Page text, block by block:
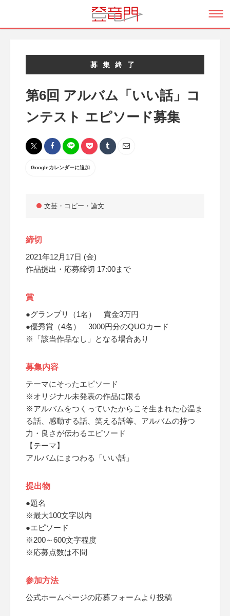
募集終了
第6回 アルバム「いい話」コ
ンテスト エピソード募集
Googleカレンダーに追加
文芸・コピー・論文
締切
2021年12月17日 (金)
作品提出・応募締切 17:00まで
賞
●グランプリ（1名） 賞金3万円
●優秀賞（4名） 3000円分のQUOカード
※「該当作品なし」となる場合あり
募集内容
テーマにそったエピソード
※オリジナル未発表の作品に限る
※アルバムをつくっていたからこそ生まれた心温ま
る話、感動する話、笑える話等、アルバムの持つ
力・良さが伝わるエピソード
【テーマ】
アルバムにまつわる「いい話」
提出物
●題名
※最大100文字以内
●エピソード
※200～600文字程度
※応募点数は不問
参加方法
公式ホームページの応募フォームより投稿